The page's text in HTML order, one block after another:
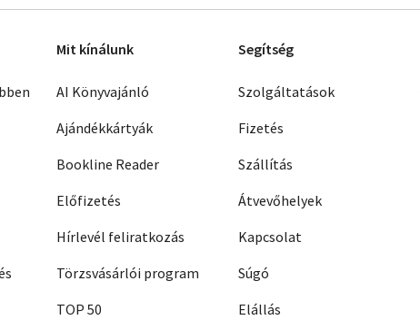
Mit kínálunk
AI Könyvajánló
Ajándékkártyák
Bookline Reader
Előfizetés
Hírlevél feliratkozás
Törzsvásárlói program
TOP 50
Segítség
Szolgáltatások
Fizetés
Szállítás
Átvevőhelyek
Kapcsolat
Súgó
Elállás